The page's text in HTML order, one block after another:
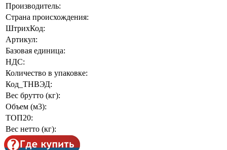
Производитель:
Страна происхождения:
ШтрихКод:
Артикул:
Базовая единица:
НДС:
Количество в упаковке:
Код_ТНВЭД:
Вес брутто (кг):
Объем (м3):
ТОП20:
Вес нетто (кг):